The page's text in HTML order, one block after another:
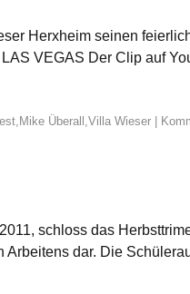
Herxheim seinen
VEGAS Der Clip auf
Mike Überall Villa Wieser
schloss das
dar. Die